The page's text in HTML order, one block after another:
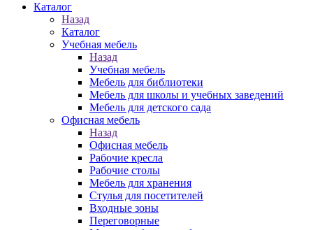
Каталог
Назад
Каталог
Учебная мебель
Назад
Учебная мебель
Мебель для библиотеки
Мебель для школы и учебных заведений
Мебель для детского сада
Офисная мебель
Назад
Офисная мебель
Рабочие кресла
Рабочие столы
Мебель для хранения
Стулья для посетителей
Входные зоны
Переговорные